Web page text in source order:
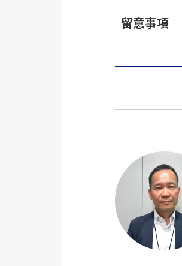
留意事項